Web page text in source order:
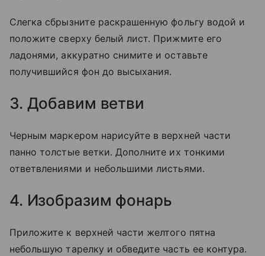
Слегка сбрызните раскрашенную фольгу водой и
положите сверху белый лист. Прижмите его
ладонями, аккуратно снимите и оставьте
получившийся фон до высыхания.
3. Добавим ветви
Черным маркером нарисуйте в верхней части
панно толстые ветки. Дополните их тонкими
ответвлениями и небольшими листьями.
4. Изобразим фонарь
Приложите к верхней части желтого пятна
небольшую тарелку и обведите часть ее контура.